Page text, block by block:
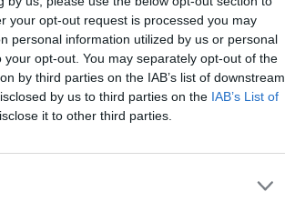
your opt-out request is processed you may
personal information utilized by us or personal
opt-out. You may separately opt-out of the
by third parties on the IAB’s list of downstream
by us to third parties on the IAB’s List of
it to other third parties.
které je povolen vjezd pro
je ulice plná automobilů
Město z tohoto
na Václavském náměstí,
příbramský starosta Jan
dopravy, kdy sloupky na